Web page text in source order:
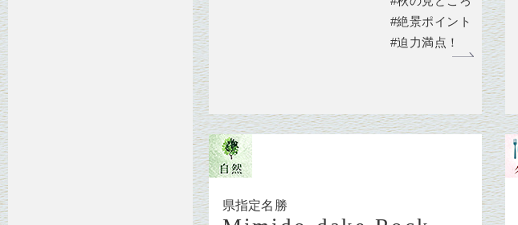
#絶景ポイント
#迫力満点！
県指定名勝